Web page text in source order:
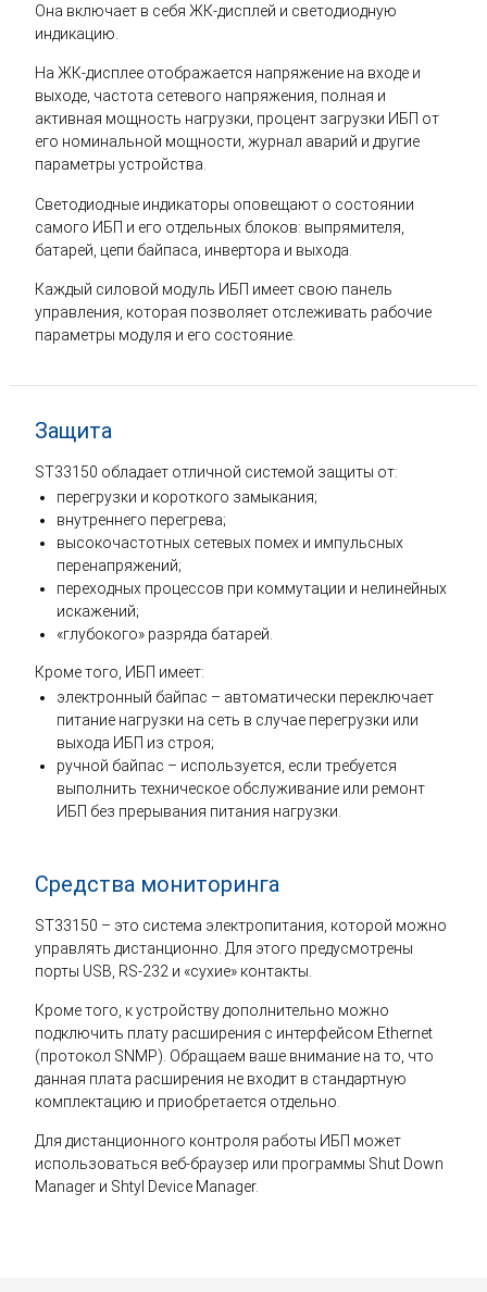
Она включает в себя ЖК-дисплей и светодиодную
индикацию.
На ЖК-дисплее отображается напряжение на входе и
выходе, частота сетевого напряжения, полная и
активная мощность нагрузки, процент загрузки ИБП от
его номинальной мощности, журнал аварий и другие
параметры устройства.
Светодиодные индикаторы оповещают о состоянии
самого ИБП и его отдельных блоков: выпрямителя,
батарей, цепи байпаса, инвертора и выхода.
Каждый силовой модуль ИБП имеет свою панель
управления, которая позволяет отслеживать рабочие
параметры модуля и его состояние.
Защита
ST33150 обладает отличной системой защиты от:
перегрузки и короткого замыкания;
внутреннего перегрева;
высокочастотных сетевых помех и импульсных
перенапряжений;
переходных процессов при коммутации и нелинейных
искажений;
«глубокого» разряда батарей.
Кроме того, ИБП имеет:
электронный байпас – автоматически переключает
питание нагрузки на сеть в случае перегрузки или
выхода ИБП из строя;
ручной байпас – используется, если требуется
выполнить техническое обслуживание или ремонт
ИБП без прерывания питания нагрузки.
Средства мониторинга
ST33150 – это система электропитания, которой можно
управлять дистанционно. Для этого предусмотрены
порты USB, RS-232 и «сухие» контакты.
Кроме того, к устройству дополнительно можно
подключить плату расширения с интерфейсом Ethernet
(протокол SNMP). Обращаем ваше внимание на то, что
данная плата расширения не входит в стандартную
комплектацию и приобретается отдельно.
Для дистанционного контроля работы ИБП может
использоваться веб-браузер или программы Shut Down
Manager и Shtyl Device Manager.